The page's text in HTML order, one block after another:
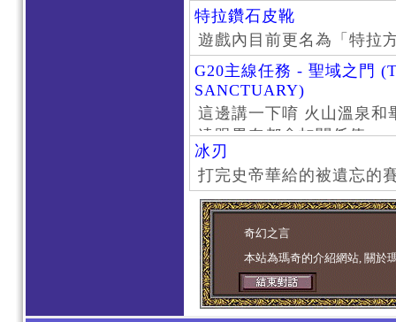
特拉鑽石皮靴
遊戲內目前更名為「特拉
G20主線任務 - 聖域之門
SANCTUARY)
這邊講一下唷 火山溫泉
遠跟畢奈都會扣關係值
冰刃
打完史帝華給的被遺忘的
奇幻之言
本站為瑪奇的介紹網站, 關於